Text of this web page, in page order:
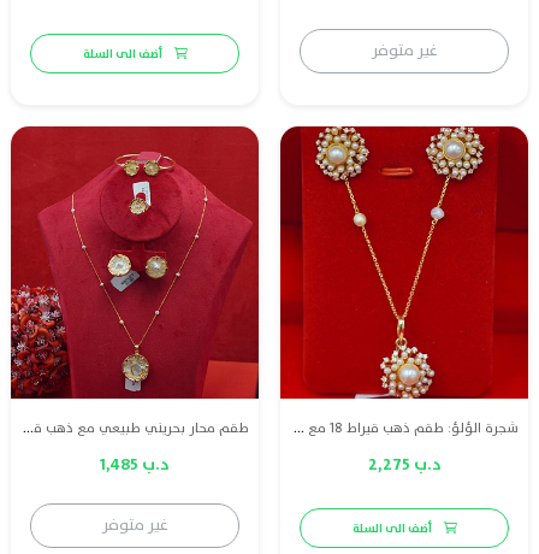
غير متوفر أضف الى السلة
شجرة الؤلؤ: طقم ذهب قيراط 18 مع لؤلؤ طبيعي بحريني والماس
د.ب 2,275
أضف الى السلة
طقم محار بحريني طبيعي مع ذهب قيراط 21 و ياقوت احمر طبيعي والماس
د.ب 1,485
غير متوفر